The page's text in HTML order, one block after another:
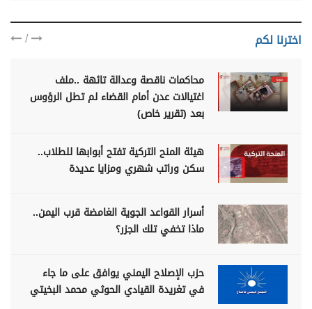
اخترنا لكم /
محاكمات ناقصة وعدالة تائهة ..ملف
اغتيالات عدن أمام القضاء لم تطل الرؤوس
بعد (تقرير خاص)
هيئة المنح التركية تفتح أبوابها للطلاب..
سكن وراتب شهري ومزايا عديدة
أسرار القواعد الجوية الغامضة قرب اليمن..
ماذا تخفي تلك الجزر؟
حزب الإصلاح اليمني يوافق على ما جاء
في تغريدة القيادي الحوثي محمد البخيتي